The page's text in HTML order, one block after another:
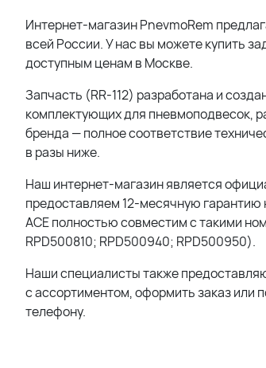
Интернет-магазин PnevmoRem
всей России. У нас вы можете купить
доступным ценам в Москве.
Запчасть (RR-112) разработана и
комплектующих для пневмоподвесок,
бренда — полное соответствие
в разы ниже.
Наш интернет-магазин является
предоставляем 12-месячную гарантию
ACE полностью совместим с такими
RPD500810; RPD500940; RPD500950).
Наши специалисты также
с ассортиментом, оформить заказ или
телефону.